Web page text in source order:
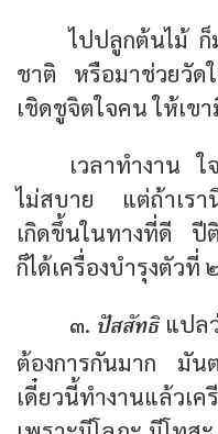
ไปปลูกต้นไม้ ก็
ชาติ หรือมาช่วยวัด
เชิดชูจิตใจคน ให้เข
เวลาทำงาน ใ
ไม่สบาย แต่ถ้าเรา
เกิดขึ้นในทางที่ดี ปี
ก็ได้เครื่องบำรุงตัวที่
๓. ปัสสัทธิแปล
ต้องการกันมาก มัน
เดี๋ยวนี้ทำงานแล้ว